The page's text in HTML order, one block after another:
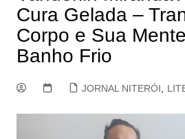
Cura Gelada –
Corpo e Sua
Banho Frio
JORNAL NITERÓI